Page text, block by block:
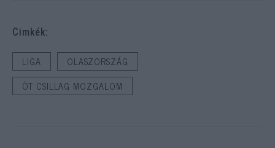
Cimkék:
LIGA
OLASZORSZÁG
ÖT CSILLAG MOZGALOM